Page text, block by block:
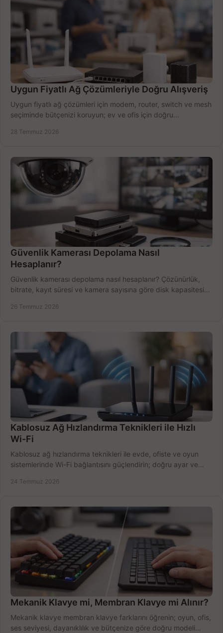
Uygun Fiyatlı Ağ Çözümleriyle Doğru Alışveriş
Uygun fiyatlı ağ çözümleri için modem, router, switch ve mesh
seçiminde bütçenizi koruyun; ev ve ofis için doğru
28 Temmuz 2026
Güvenlik Kamerası Depolama Nasıl
Hesaplanır?
Güvenlik kamerası depolama nasıl hesaplanır? Çözünürlük,
bitrate, kayıt süresi ve kamera sayısına göre disk kapasitesini
26 Temmuz 2026
Kablosuz Ağ Hızlandırma Teknikleri ile Hızlı
Wi-Fi
Kablosuz ağ hızlandırma teknikleri ile evde, ofiste ve oyun
sistemlerinde Wi-Fi bağlantısını güçlendirin; doğru ayar ve
24 Temmuz 2026
Mekanik Klavye mi, Membran Klavye mi Alınır?
Mekanik klavye membran klavye farklarını öğrenin; oyun, ofis,
ses seviyesi, dayanıklılık ve bütçenize göre doğru modeli